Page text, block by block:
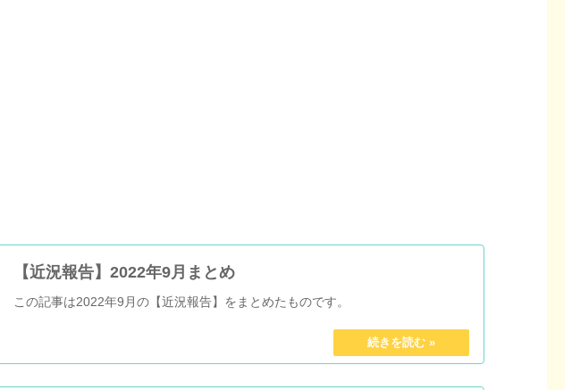
【近況報告】2022年9月まとめ
この記事は2022年9月の【近況報告】をまとめたものです。